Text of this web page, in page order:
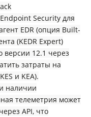
Security для
EDR (опция Built-
(KEDR Expert)
версии 12.1 через
затраты на
и KEA).
наличии
телеметрия может
API, что